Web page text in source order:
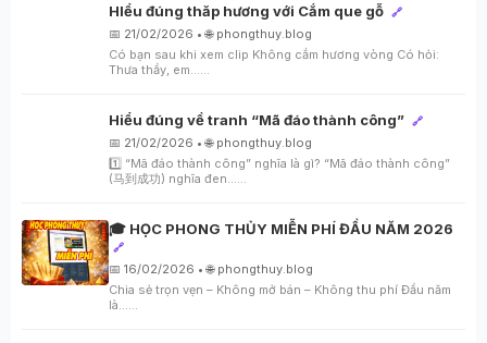
HIểu đúng thăp hương với Cắm que gỗ 🔗
📅 21/02/2026 • 🌐 phongthuy.blog
Có bạn sau khi xem clip Không cắm hương vòng Có hỏi:
Thưa thầy, em…...
Hiểu đúng về tranh “Mã đáo thành công” 🔗
📅 21/02/2026 • 🌐 phongthuy.blog
1️⃣ “Mã đáo thành công” nghĩa là gì? “Mã đáo thành công”
(马到成功) nghĩa đen…...
🎓 HỌC PHONG THỦY MIỄN PHÍ ĐẦU NĂM 2026
🔗
📅 16/02/2026 • 🌐 phongthuy.blog
Chia sẻ trọn vẹn – Không mở bán – Không thu phí Đầu năm
là…...